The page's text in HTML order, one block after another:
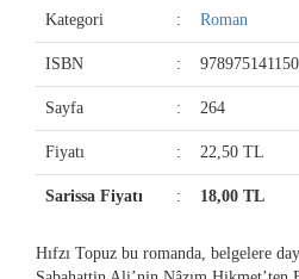
Kategori : Roman
ISBN :
Sayfa : 264
Fiyatı : 22,50 TL
Sarissa Fiyatı : 18,00 TL
Hıfzı Topuz bu romanda, belgelere